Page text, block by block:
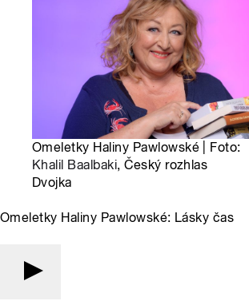
Omeletky Haliny Pawlowské | Foto:
Khalil Baalbaki, Český rozhlas
Dvojka
Omeletky Haliny Pawlowské: Lásky čas